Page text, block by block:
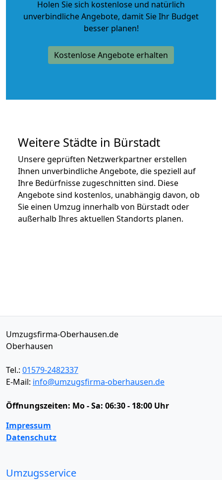
Holen Sie sich kostenlose und natürlich
unverbindliche Angebote, damit Sie Ihr Budget
besser planen!
Kostenlose Angebote erhalten
Weitere Städte in Bürstadt
Unsere geprüften Netzwerkpartner erstellen
Ihnen unverbindliche Angebote, die speziell auf
Ihre Bedürfnisse zugeschnitten sind. Diese
Angebote sind kostenlos, unabhängig davon, ob
Sie einen Umzug innerhalb von Bürstadt oder
außerhalb Ihres aktuellen Standorts planen.
Umzugsfirma-Oberhausen.de
Oberhausen
Tel.: 01579-2482337
E-Mail: info@umzugsfirma-oberhausen.de
Öffnungszeiten: Mo - Sa: 06:30 - 18:00 Uhr
Impressum
Datenschutz
Umzugsservice